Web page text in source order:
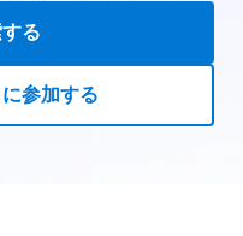
る
参加する